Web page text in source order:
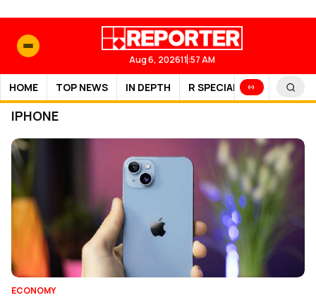
Aug 6, 202611:57 AM
HOME TOP NEWS IN DEPTH R SPECIAL SPORTS
IPHONE
ECONOMY